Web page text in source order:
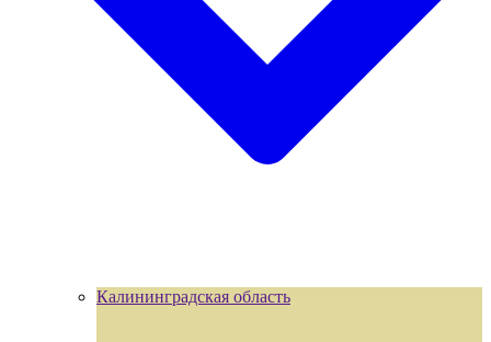
Калининградская область